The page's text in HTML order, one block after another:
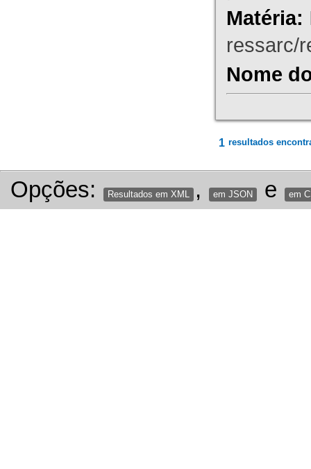
Matéria:
ressarc/
Nome
1 resultados
Opções: Resultados em XML , em JSON e em